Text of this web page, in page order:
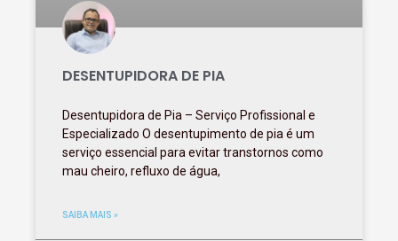
DESENTUPIDORA DE PIA
Desentupidora de Pia – Serviço Profissional e
Especializado O desentupimento de pia é um
serviço essencial para evitar transtornos como
mau cheiro, refluxo de água,
SAIBA MAIS »